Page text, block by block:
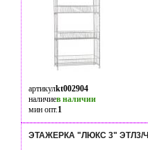
артикулkt002904
наличиев наличии
мин опт.1
ЭТАЖЕРКА "ЛЮКС 3" ЭТЛ3/Ч